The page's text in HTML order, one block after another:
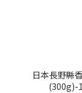
日本長野縣
(300g)-